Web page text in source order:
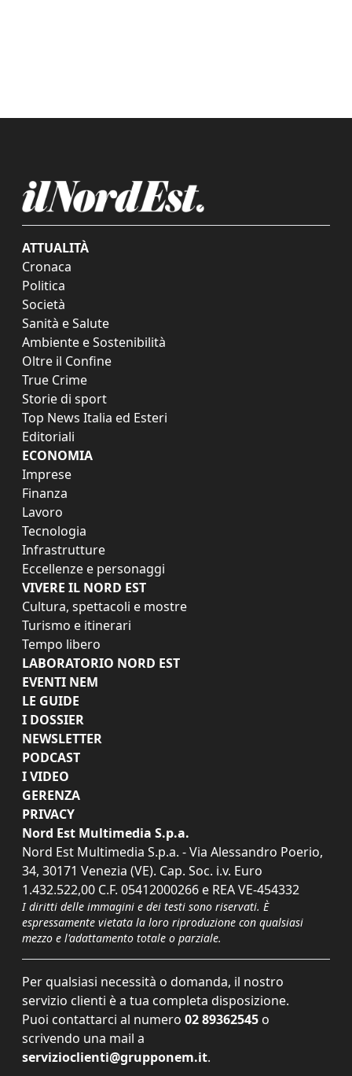
ATTUALITÀ
Cronaca
Politica
Società
Sanità e Salute
Ambiente e Sostenibilità
Oltre il Confine
True Crime
Storie di sport
Top News Italia ed Esteri
Editoriali
ECONOMIA
Imprese
Finanza
Lavoro
Tecnologia
Infrastrutture
Eccellenze e personaggi
VIVERE IL NORD EST
Cultura, spettacoli e mostre
Turismo e itinerari
Tempo libero
LABORATORIO NORD EST
EVENTI NEM
LE GUIDE
I DOSSIER
NEWSLETTER
PODCAST
I VIDEO
GERENZA
PRIVACY
Nord Est Multimedia S.p.a.
Nord Est Multimedia S.p.a. - Via Alessandro Poerio,
34, 30171 Venezia (VE). Cap. Soc. i.v. Euro
1.432.522,00 C.F. 05412000266 e REA VE-454332
I diritti delle immagini e dei testi sono riservati. È
espressamente vietata la loro riproduzione con qualsiasi
mezzo e l'adattamento totale o parziale.
Per qualsiasi necessità o domanda, il nostro
servizio clienti è a tua completa disposizione.
Puoi contattarci al numero 02 89362545 o
scrivendo una mail a
servizioclienti@grupponem.it.